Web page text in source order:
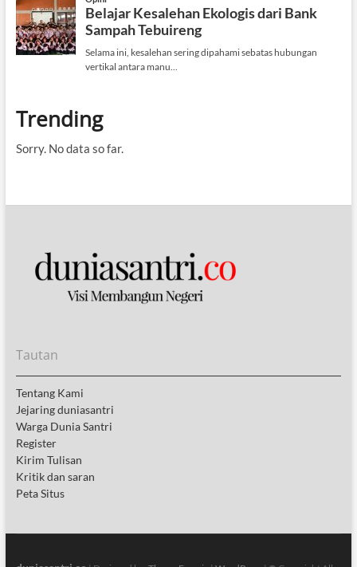
Trending
Sorry. No data so far.
Tautan
Tentang Kami
Jejaring duniasantri
Warga Dunia Santri
Register
Kirim Tulisan
Kritik dan saran
Peta Situs